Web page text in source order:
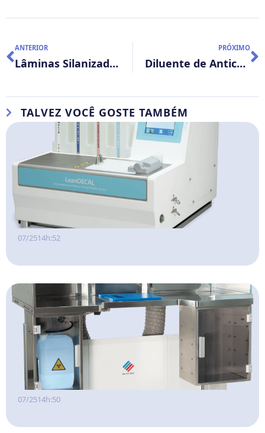
ANTERIOR
Lâminas Silanizadas HISTOSILANE
PRÓXIMO
Diluente de Anticorpo: Diamond
TALVEZ VOCÊ GOSTE TAMBÉM
07/2514h:52
07/2514h:50